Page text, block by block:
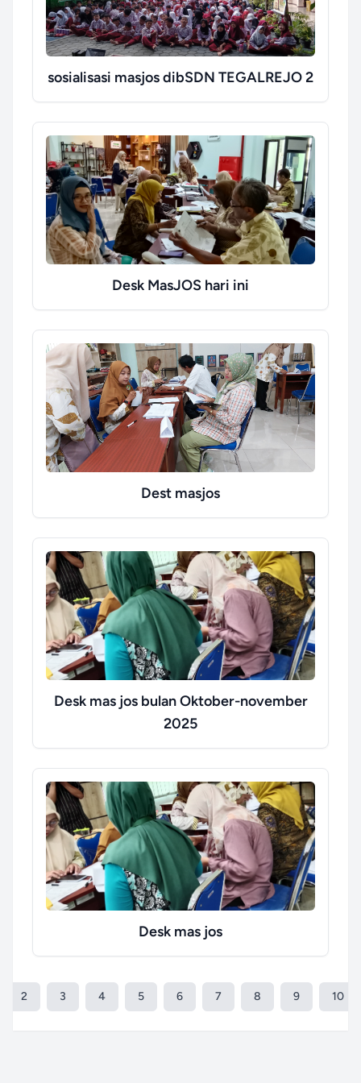
sosialisasi masjos dibSDN TEGALREJO 2
Desk MasJOS hari ini
Dest masjos
Desk mas jos bulan Oktober-november
2025
Desk mas jos
2 3 4 5 6 7 8 9 10